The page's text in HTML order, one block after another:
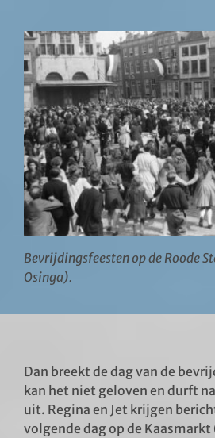
Bevrijdingsfeesten op de Roode
Osinga).
Dan breekt de dag van de
kan het niet geloven en durft
uit. Regina en Jet krijgen
volgende dag op de Kaasmarkt